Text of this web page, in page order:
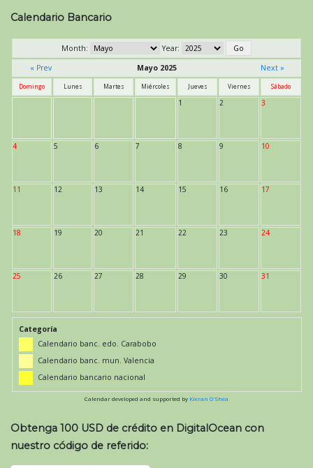
Calendario Bancario
Month:
Year:
« Prev
Mayo 2025 Next »
Domingo Lunes Martes Miércoles Jueves Viernes Sábado
1 2 3
4 5 6 7 8 9 10
11 12 13 14 15 16 17
18 19 20 21 22 23 24
25 26 27 28 29 30 31
Categoría
Calendario banc. edo. Carabobo
Calendario banc. mun. Valencia
Calendario bancario nacional
Calendar developed and supported by Kieran O'Shea
Obtenga 100 USD de crédito en DigitalOcean con
nuestro código de referido: